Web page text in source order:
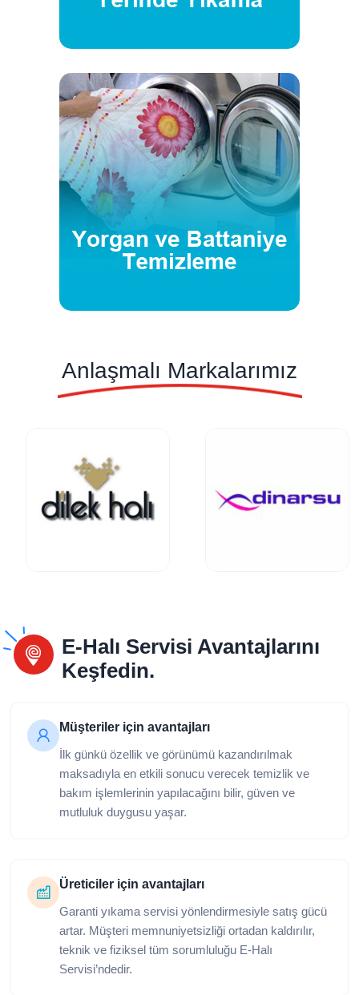
Anlaşmalı Markalarımız
E-Halı Servisi Avantajlarını
Keşfedin.
Müşteriler için avantajları
İlk günkü özellik ve görünümü kazandırılmak
maksadıyla en etkili sonucu verecek temizlik ve
bakım işlemlerinin yapılacağını bilir, güven ve
mutluluk duygusu yaşar.
Üreticiler için avantajları
Garanti yıkama servisi yönlendirmesiyle satış gücü
artar. Müşteri memnuniyetsizliği ortadan kaldırılır,
teknik ve fiziksel tüm sorumluluğu E-Halı
Servisi’ndedir.